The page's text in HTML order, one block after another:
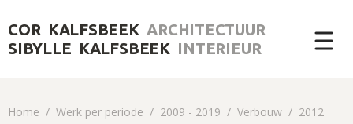
COR KALFSBEEKARCHITECTUUR
SIBYLLE KALFSBEEK INTERIEUR
Home Werk per periode 2009 - 2019 Verbouw
2012